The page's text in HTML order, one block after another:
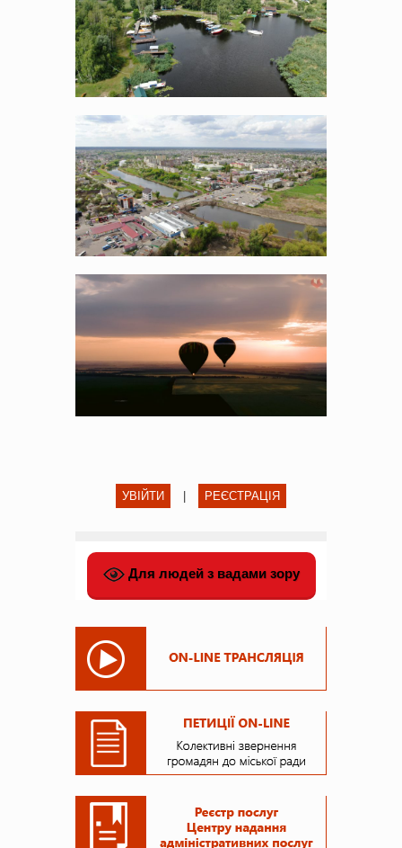
УВІЙТИ | РЕЄСТРАЦІЯ
Для людей з вадами зору